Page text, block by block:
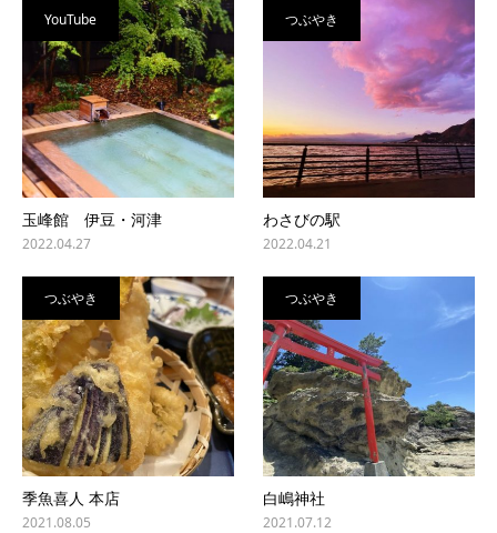
YouTube
玉峰館 伊豆・河津
2022.04.27
つぶやき
わさびの駅
2022.04.21
つぶやき
季魚喜人 本店
2021.08.05
つぶやき
白嶋神社
2021.07.12